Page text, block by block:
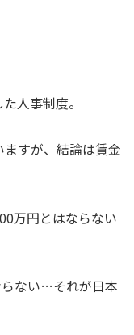
人事制度。
すが、結論は賃金
万円とはならない
ない…それが日本